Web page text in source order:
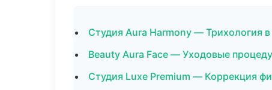
Студия Aura Harmony — Трихология
Beauty Aura Face — Уходовые
Студия Luxe Premium — Коррекция